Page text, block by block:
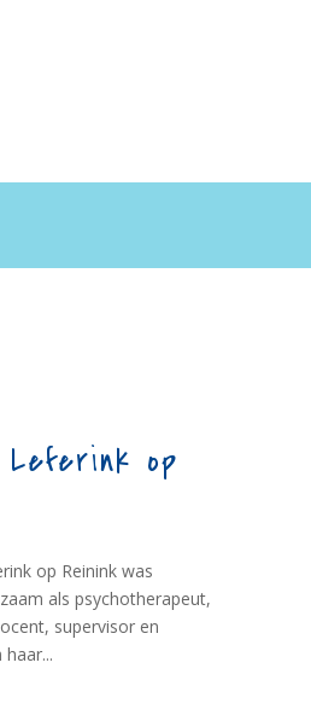
Leferink op
op Reinink was
als psychotherapeut,
supervisor en